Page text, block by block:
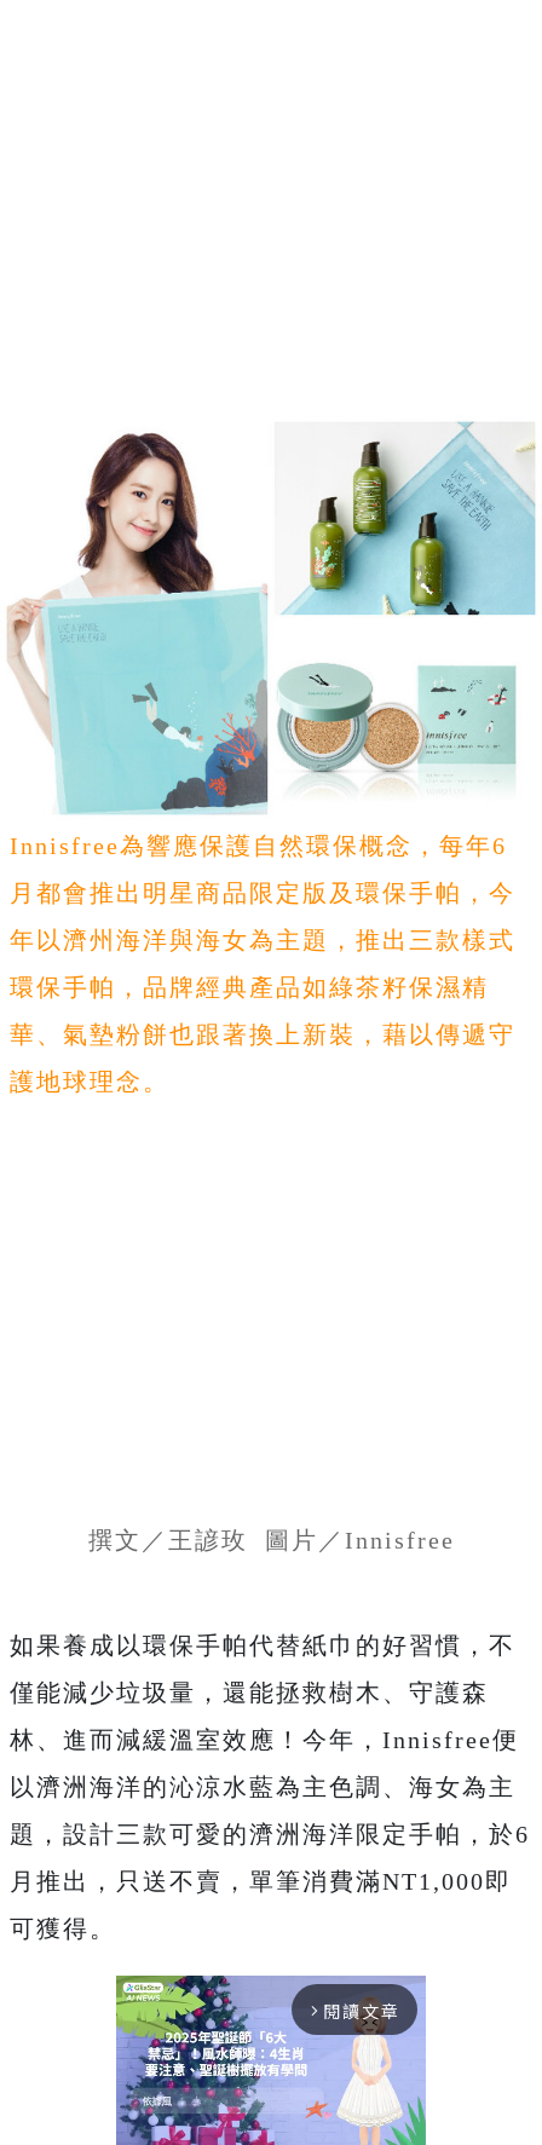
Innisfree為響應保護自然環保概念，每年6
月都會推出明星商品限定版及環保手帕，今
年以濟州海洋與海女為主題，推出三款樣式
環保手帕，品牌經典產品如綠茶籽保濕精
華、氣墊粉餅也跟著換上新裝，藉以傳遞守
護地球理念。
撰文／王諺玫 圖片／Innisfree
如果養成以環保手帕代替紙巾的好習慣，不
僅能減少垃圾量，還能拯救樹木、守護森
林、進而減緩溫室效應！今年，Innisfree便
以濟洲海洋的沁涼水藍為主色調、海女為主
題，設計三款可愛的濟洲海洋限定手帕，於6
月推出，只送不賣，單筆消費滿NT1,000即
可獲得。
arrow_forward_ios 閱讀文章